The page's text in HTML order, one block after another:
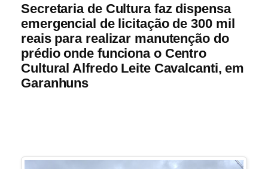
Secretaria de Cultura faz dispensa
emergencial de licitação de 300 mil
reais para realizar manutenção do
prédio onde funciona o Centro
Cultural Alfredo Leite Cavalcanti, em
Garanhuns